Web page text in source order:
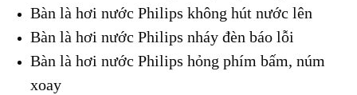
Bàn là hơi nước Philips không hút nước lên
Bàn là hơi nước Philips nháy đèn báo lỗi
Bàn là hơi nước Philips hỏng phím bấm, núm
xoay